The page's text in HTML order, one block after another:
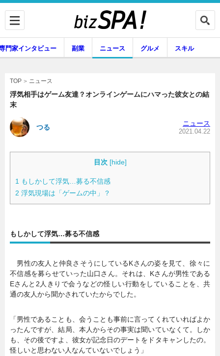
専門家インタビュー
暮らし
連載一覧
門家インタビュー 副業 ニュース グルメ スキル
TOP ニュース
浮気相手はゲーム友達？オンラインゲームにハマった彼女との結
末
つる ニュース
2021.04.22
目次 [hide]
1 もしかして浮気…募る不信感
2 浮気現場は「ゲームの中」？
もしかして浮気…募る不信感
男性の友人と仲良さそうにしているKさんの姿を見て、徐々に
不信感を募らせていった山口さん。それは、Kさんが男性である
Eさんと2人きりで会うなどの怪しい行動をしていることを、共
通の友人から聞かされていたからでした。
「男性であることも、会うことも事前に言ってくれていればよか
ったんですが、結局、本人からその事実は聞いていなくて。しか
も、その後ですよ、彼女が記念日のデートをドタキャンしたの。
怪しいと思わない人なんていないでしょう」